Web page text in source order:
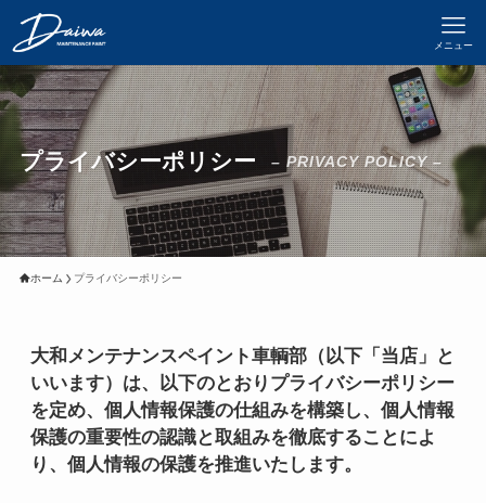
メニュー
プライバシーポリシー – PRIVACY POLICY –
ホーム プライバシーポリシー
大和メンテナンスペイント車輌部（以下「当店」と
いいます）は、以下のとおりプライバシーポリシー
を定め、個人情報保護の仕組みを構築し、個人情報
保護の重要性の認識と取組みを徹底することによ
り、個人情報の保護を推進いたします。